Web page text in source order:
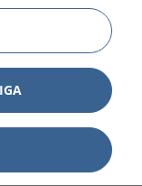
Visa
Visa
Visa